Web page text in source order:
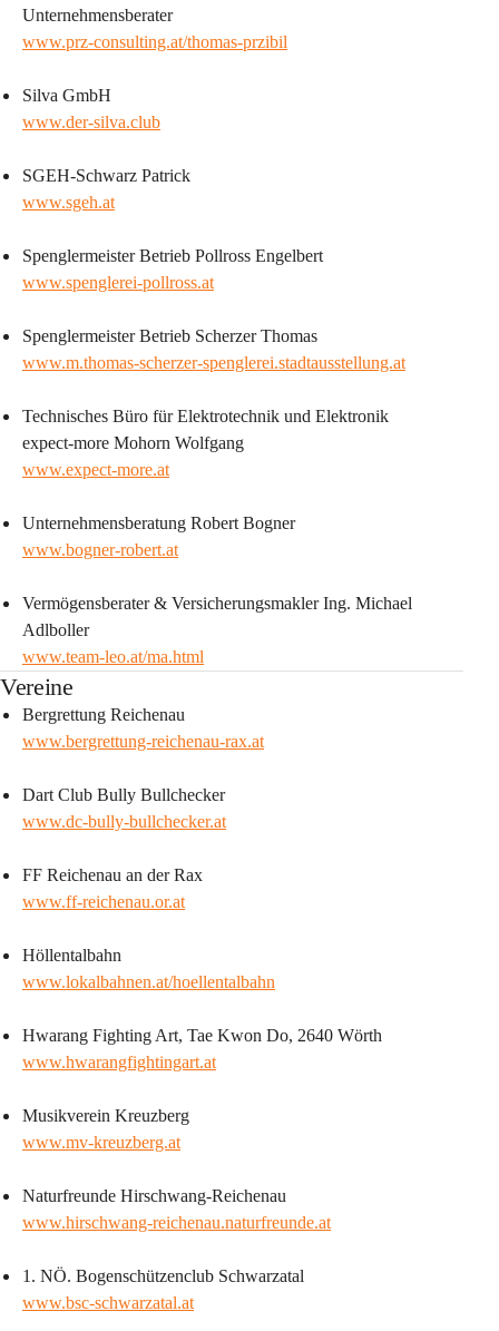
Unternehmensberater
www.prz-consulting.at/thomas-przibil
Silva GmbH
www.der-silva.club
SGEH-Schwarz Patrick
www.sgeh.at
Spenglermeister Betrieb Pollross Engelbert
www.spenglerei-pollross.at
Spenglermeister Betrieb Scherzer Thomas
www.m.thomas-scherzer-spenglerei.stadtausstellung.at
Technisches Büro für Elektrotechnik und Elektronik
expect-more Mohorn Wolfgang
www.expect-more.at
Unternehmensberatung Robert Bogner
www.bogner-robert.at
Vermögensberater & Versicherungsmakler Ing. Michael
Adlboller
www.team-leo.at/ma.html
Vereine
Bergrettung Reichenau
www.bergrettung-reichenau-rax.at
Dart Club Bully Bullchecker
www.dc-bully-bullchecker.at
FF Reichenau an der Rax
www.ff-reichenau.or.at
Höllentalbahn
www.lokalbahnen.at/hoellentalbahn
Hwarang Fighting Art, Tae Kwon Do, 2640 Wörth
www.hwarangfightingart.at
Musikverein Kreuzberg
www.mv-kreuzberg.at
Naturfreunde Hirschwang-Reichenau
www.hirschwang-reichenau.naturfreunde.at
1. NÖ. Bogenschützenclub Schwarzatal
www.bsc-schwarzatal.at